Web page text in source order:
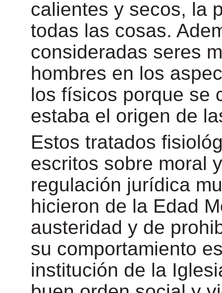
calientes y secos, la
todas las cosas.
consideradas seres
hombres en los
los físicos porque se
estaba el origen de
Estos tratados
escritos sobre moral
regulación jurídica
hicieron de la Edad
austeridad y de
su comportamiento
institución de la